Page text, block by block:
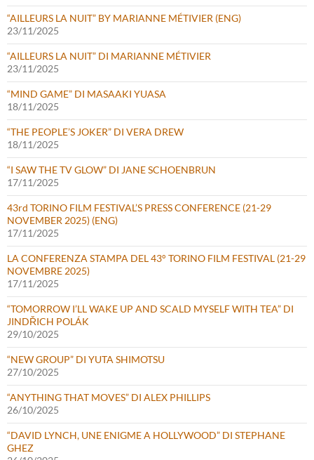
“AILLEURS LA NUIT” BY MARIANNE MÉTIVIER (ENG)
23/11/2025
“AILLEURS LA NUIT” DI MARIANNE MÉTIVIER
23/11/2025
“MIND GAME” DI MASAAKI YUASA
18/11/2025
“THE PEOPLE’S JOKER” DI VERA DREW
18/11/2025
“I SAW THE TV GLOW” DI JANE SCHOENBRUN
17/11/2025
43rd TORINO FILM FESTIVAL’S PRESS CONFERENCE (21-29
NOVEMBER 2025) (ENG)
17/11/2025
LA CONFERENZA STAMPA DEL 43° TORINO FILM FESTIVAL (21-29
NOVEMBRE 2025)
17/11/2025
“TOMORROW I’LL WAKE UP AND SCALD MYSELF WITH TEA” DI
JINDŘICH POLÁK
29/10/2025
“NEW GROUP” DI YUTA SHIMOTSU
27/10/2025
“ANYTHING THAT MOVES” DI ALEX PHILLIPS
26/10/2025
“DAVID LYNCH, UNE ENIGME A HOLLYWOOD” DI STEPHANE
GHEZ